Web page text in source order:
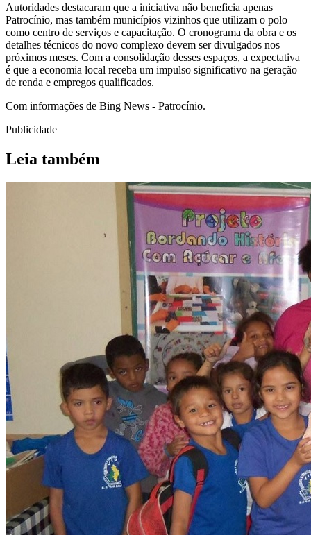
Autoridades destacaram que a iniciativa não beneficia apenas
Patrocínio, mas também municípios vizinhos que utilizam o polo
como centro de serviços e capacitação. O cronograma da obra e os
detalhes técnicos do novo complexo devem ser divulgados nos
próximos meses. Com a consolidação desses espaços, a expectativa
é que a economia local receba um impulso significativo na geração
de renda e empregos qualificados.
Com informações de Bing News - Patrocínio.
Publicidade
Leia também